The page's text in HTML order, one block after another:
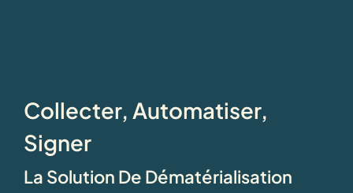
Collecter, Automatiser,
Signer
La Solution De Dématérialisation